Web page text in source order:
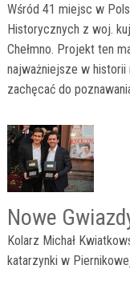
Wśród 41 miejsc w
Historycznych z woj.
Chełmno. Projekt ten
najważniejsze w historii
zachęcać do
Nowe
Kolarz Michał
katarzynki w